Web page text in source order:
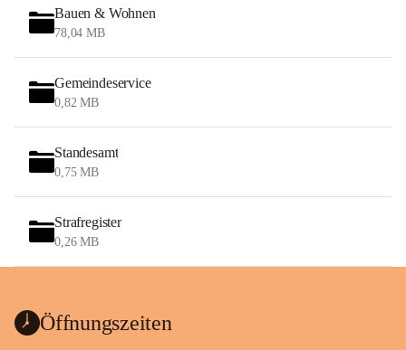
Bauen & Wohnen
78,04 MB
Gemeindeservice
0,82 MB
Standesamt
0,75 MB
Strafregister
0,26 MB
Öffnungszeiten